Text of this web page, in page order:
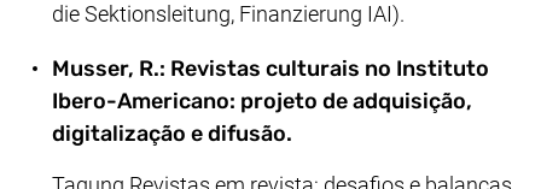
die Sektionsleitung, Finanzierung IAI).
Musser, R.: Revistas culturais no Instituto
Ibero-Americano: projeto de adquisição,
digitalização e difusão.